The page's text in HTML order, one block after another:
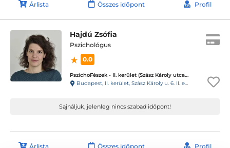
Árlista Összes időpont Profil
Hajdú Zsófia
Pszichológus
0.0
PszichoFészek - II. kerület (Szász Károly utca 6.)
Budapest, II. kerület, Szász Károly u. 6. II. emelet 6.
Sajnáljuk, jelenleg nincs szabad időpont!
Árlista Összes időpont Profil